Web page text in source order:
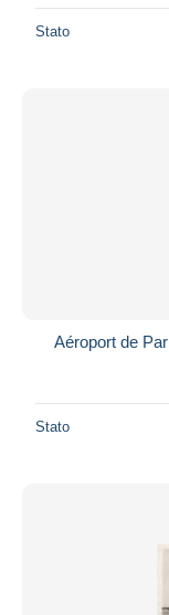
Stato
Aéroport de
Stato